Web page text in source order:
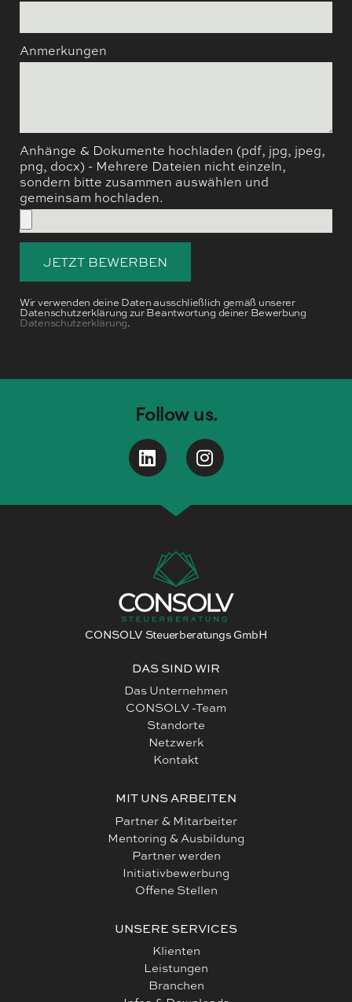
Anmerkungen
Anhänge & Dokumente hochladen (pdf, jpg, jpeg,
png, docx) - Mehrere Dateien nicht einzeln,
sondern bitte zusammen auswählen und
gemeinsam hochladen.
JETZT BEWERBEN
Wir verwenden deine Daten ausschließlich gemäß unserer
Datenschutzerklärung zur Beantwortung deiner Bewerbung
Datenschutzerklärung.
Follow us.
CONSOLV Steuerberatungs GmbH
DAS SIND WIR
Das Unternehmen
CONSOLV -Team
Standorte
Netzwerk
Kontakt
MIT UNS ARBEITEN
Partner & Mitarbeiter
Mentoring & Ausbildung
Partner werden
Initiativbewerbung
Offene Stellen
UNSERE SERVICES
Klienten
Leistungen
Branchen